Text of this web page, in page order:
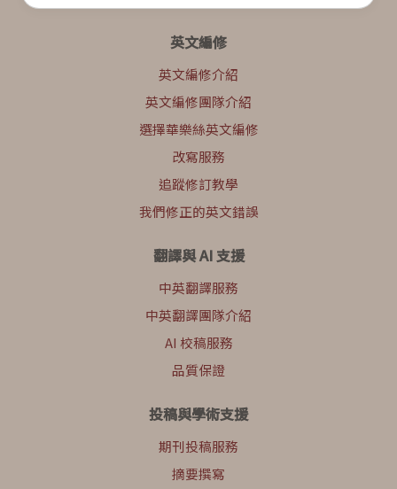
英文編修
英文編修介紹
英文編修團隊介紹
選擇華樂絲英文編修
改寫服務
追蹤修訂教學
我們修正的英文錯誤
翻譯與 AI 支援
中英翻譯服務
中英翻譯團隊介紹
AI 校稿服務
品質保證
投稿與學術支援
期刊投稿服務
摘要撰寫